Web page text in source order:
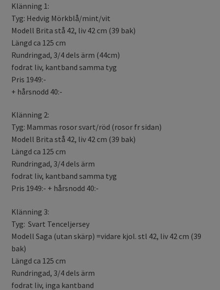
Klänning 1:
Tyg: Hedvig Mörkblå/mint/vit
Modell Brita stå 42, liv 42 cm (39 bak)
Längd ca 125 cm
Rundringad, 3/4 dels ärm (44cm)
fodrat liv, kantband samma tyg
Pris 1949:-
+ hårsnodd 40:-
Klänning 2:
Tyg: Mammas rosor svart/röd (rosor fr sidan)
Modell Brita stå 42, liv 42 cm (39 bak)
Längd ca 125 cm
Rundringad, 3/4 dels ärm
fodrat liv, kantband samma tyg
Pris 1949:- + hårsnodd 40:-
Klänning 3:
Tyg: Svart Tenceljersey
Modell Saga (utan skärp) =vidare kjol. stl 42, liv 42 cm (39
bak)
Längd ca 125 cm
Rundringad, 3/4 dels ärm
fodrat liv, inga kantband